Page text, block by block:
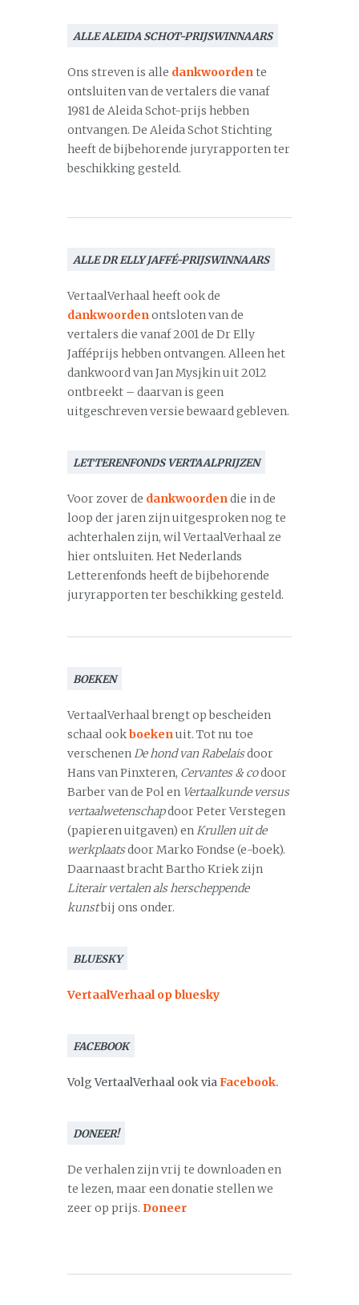
ALLE ALEIDA SCHOT-PRIJSWINNAARS
Ons streven is alle dankwoordente
ontsluiten van de vertalers die vanaf
1981 de Aleida Schot-prijs hebben
ontvangen. De Aleida Schot Stichting
heeft de bijbehorende juryrapporten ter
beschikking gesteld.
ALLE DR ELLY JAFFÉ-PRIJSWINNAARS
VertaalVerhaal heeft ook de
dankwoordenontsloten van de
vertalers die vanaf 2001 de Dr Elly
Jafféprijs hebben ontvangen. Alleen het
dankwoord van Jan Mysjkin uit 2012
ontbreekt – daarvan is geen
uitgeschreven versie bewaard gebleven.
LETTERENFONDS VERTAALPRIJZEN
Voor zover de dankwoordendie in de
loop der jaren zijn uitgesproken nog te
achterhalen zijn, wil VertaalVerhaal ze
hier ontsluiten. Het Nederlands
Letterenfonds heeft de bijbehorende
juryrapporten ter beschikking gesteld.
BOEKEN
VertaalVerhaal brengt op bescheiden
schaal ookboekenuit. Tot nu toe
verschenenDe hond van Rabelaisdoor
Hans van Pinxteren, Cervantes & codoor
Barber van de Pol en Vertaalkunde versus
vertaalwetenschapdoor Peter Verstegen
(papieren uitgaven) enKrullen uit de
werkplaatsdoor Marko Fondse (e-boek).
Daarnaast bracht Bartho Kriek zijn
Literair vertalen als herscheppende
kunstbij ons onder.
BLUESKY
VertaalVerhaal op bluesky
FACEBOOK
Volg VertaalVerhaal ook viaFacebook.
DONEER!
De verhalen zijn vrij te downloaden en
te lezen, maar een donatie stellen we
zeer op prijs. Doneer